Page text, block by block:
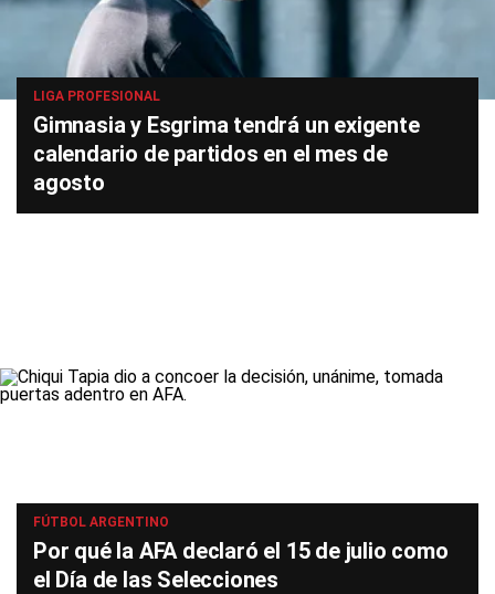
LIGA PROFESIONAL
Gimnasia y Esgrima tendrá un exigente
calendario de partidos en el mes de
agosto
FÚTBOL ARGENTINO
Por qué la AFA declaró el 15 de julio como
el Día de las Selecciones